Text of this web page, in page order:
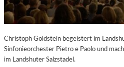
Christoph Goldstein begeistert im
Sinfonieorchester Pietro e Paolo und
im Landshuter Salzstadel.